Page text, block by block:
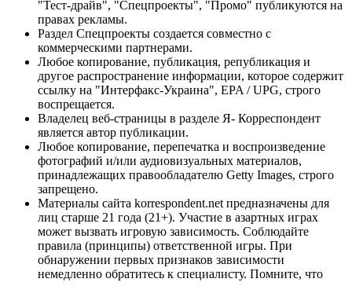
"Тест-драйв", "Спецпроекты", "Промо" публикуются на
правах рекламы.
Раздел Спецпроекты создается совместно с
коммерческими партнерами.
Любое копирование, публикация, републикация и
другое распространение информации, которое содержит
ссылку на "Интерфакс-Украина", EPA / UPG, строго
воспрещается.
Владелец веб-страницы в разделе Я- Корреспондент
является автор публикации.
Любое копирование, перепечатка и воспроизведение
фотографий и/или аудиовизуальных материалов,
принадлежащих правообладателю Getty Images, строго
запрещено.
Материалы сайта korrespondent.net предназначены для
лиц старше 21 года (21+). Участие в азартных играх
может вызвать игровую зависимость. Соблюдайте
правила (принципы) ответственной игры. При
обнаружении первых признаков зависимости
немедленно обратитесь к специалисту. Помните, что